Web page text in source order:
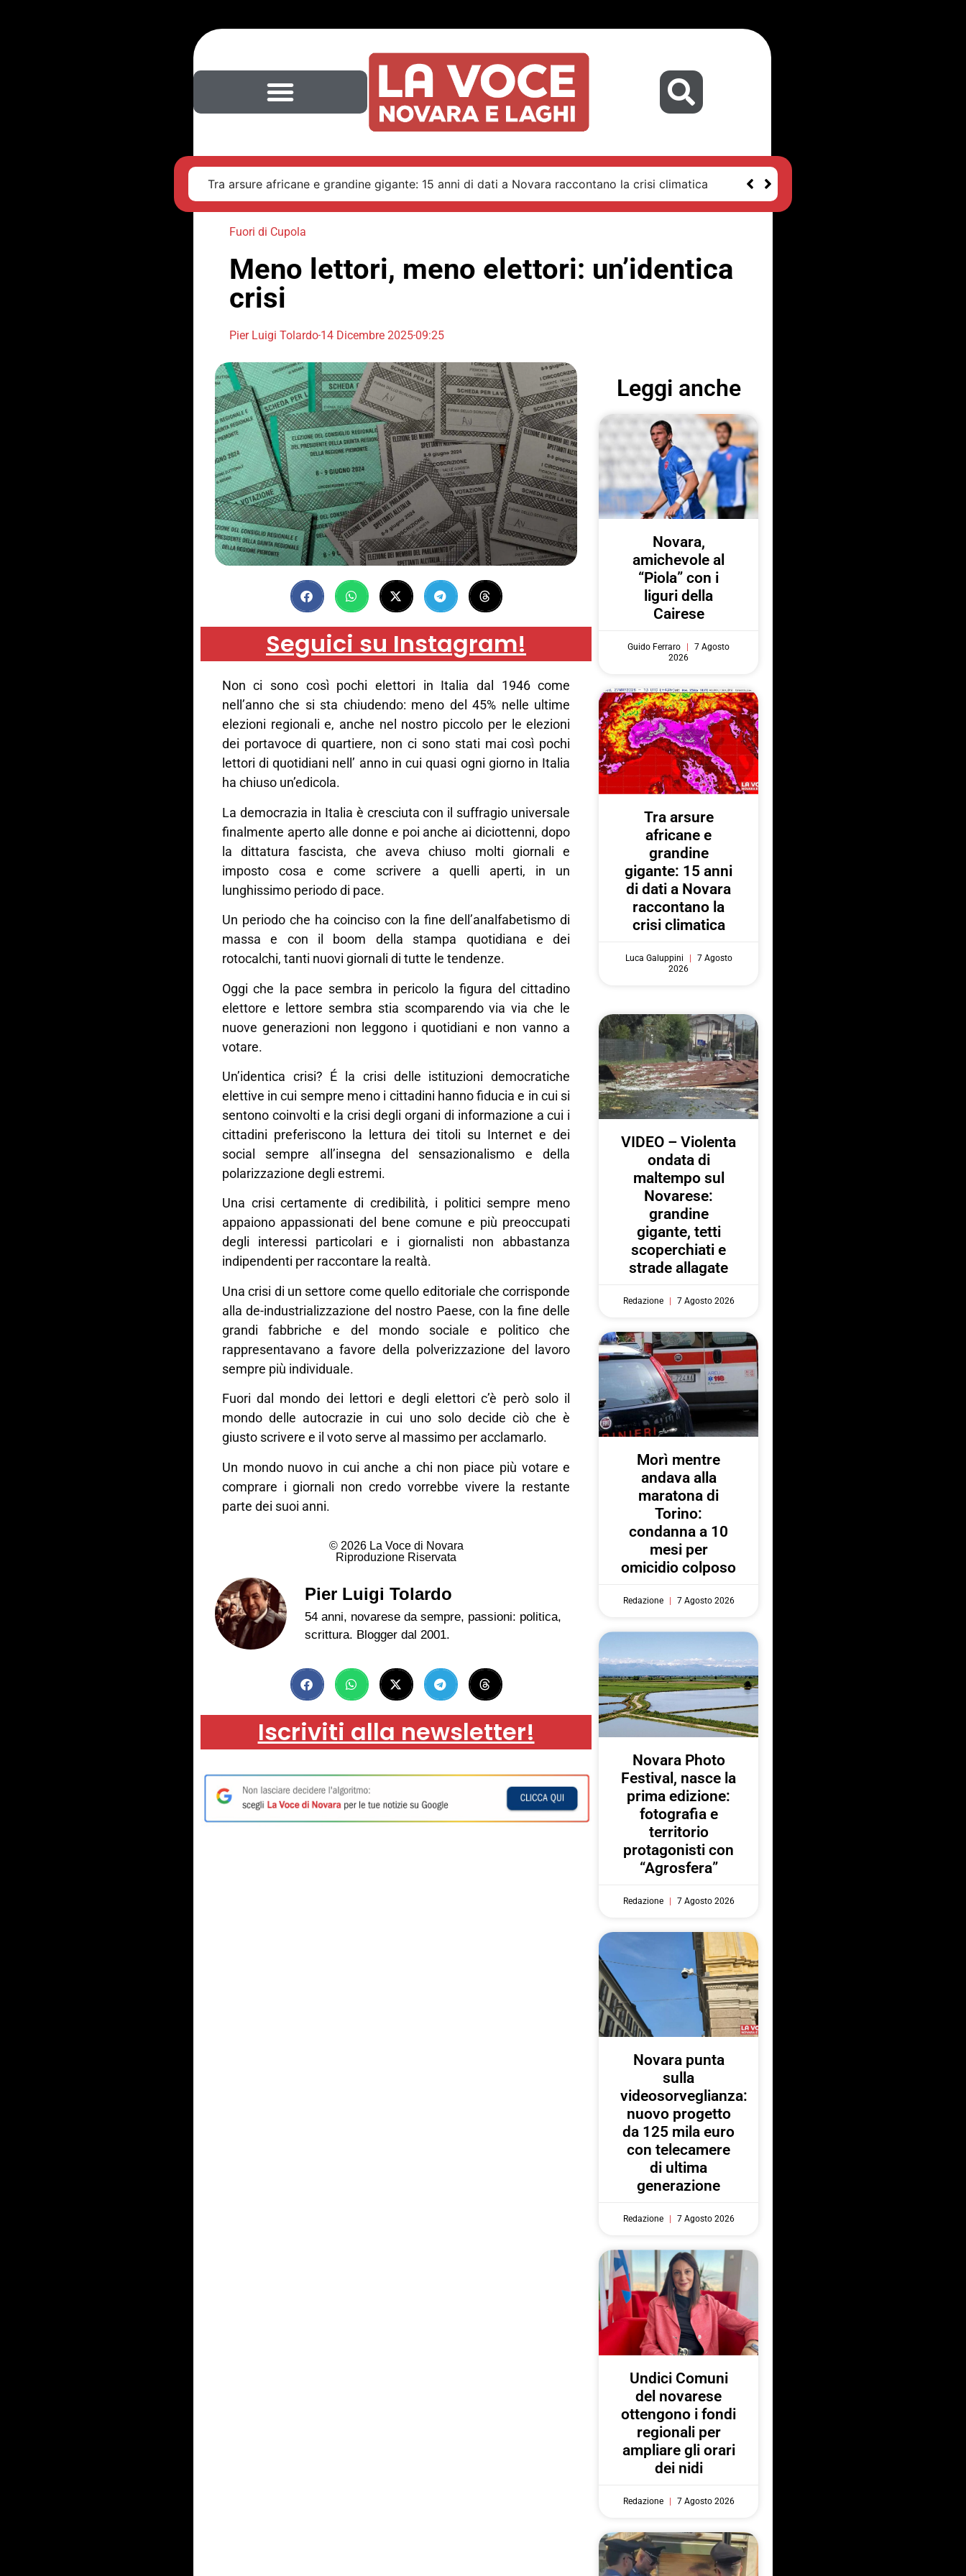
Tra arsure africane e grandine gigante: 15 anni di dati a Novara raccontano la crisi climatica
Fuori di Cupola
Meno lettori, meno elettori: un’identica
crisi
Pier Luigi Tolardo14 Dicembre 202509:25
Seguici su Instagram!
Non ci sono così pochi elettori in Italia dal 1946 come
nell’anno che si sta chiudendo: meno del 45% nelle ultime
elezioni regionali e, anche nel nostro piccolo per le elezioni
dei portavoce di quartiere, non ci sono stati mai così pochi
lettori di quotidiani nell’ anno in cui quasi ogni giorno in Italia
ha chiuso un’edicola.
La democrazia in Italia è cresciuta con il suffragio universale
finalmente aperto alle donne e poi anche ai diciottenni, dopo
la dittatura fascista, che aveva chiuso molti giornali e
imposto cosa e come scrivere a quelli aperti, in un
lunghissimo periodo di pace.
Un periodo che ha coinciso con la fine dell’analfabetismo di
massa e con il boom della stampa quotidiana e dei
rotocalchi, tanti nuovi giornali di tutte le tendenze.
Oggi che la pace sembra in pericolo la figura del cittadino
elettore e lettore sembra stia scomparendo via via che le
nuove generazioni non leggono i quotidiani e non vanno a
votare.
Un’identica crisi? É la crisi delle istituzioni democratiche
elettive in cui sempre meno i cittadini hanno fiducia e in cui si
sentono coinvolti e la crisi degli organi di informazione a cui i
cittadini preferiscono la lettura dei titoli su Internet e dei
social sempre all’insegna del sensazionalismo e della
polarizzazione degli estremi.
Una crisi certamente di credibilità, i politici sempre meno
appaiono appassionati del bene comune e più preoccupati
degli interessi particolari e i giornalisti non abbastanza
indipendenti per raccontare la realtà.
Una crisi di un settore come quello editoriale che corrisponde
alla de-industrializzazione del nostro Paese, con la fine delle
grandi fabbriche e del mondo sociale e politico che
rappresentavano a favore della polverizzazione del lavoro
sempre più individuale.
Fuori dal mondo dei lettori e degli elettori c’è però solo il
mondo delle autocrazie in cui uno solo decide ciò che è
giusto scrivere e il voto serve al massimo per acclamarlo.
Un mondo nuovo in cui anche a chi non piace più votare e
comprare i giornali non credo vorrebbe vivere la restante
parte dei suoi anni.
© 2026 La Voce di Novara
Riproduzione Riservata
Pier Luigi Tolardo
54 anni, novarese da sempre, passioni: politica,
scrittura. Blogger dal 2001.
Iscriviti alla newsletter!
Leggi anche
Novara,
amichevole al
“Piola” con i
liguri della
Cairese
Guido Ferraro
7 Agosto
2026
Tra arsure
africane e
grandine
gigante: 15 anni
di dati a Novara
raccontano la
crisi climatica
Luca Galuppini
7 Agosto
2026
VIDEO – Violenta
ondata di
maltempo sul
Novarese:
grandine
gigante, tetti
scoperchiati e
strade allagate
Redazione 7 Agosto 2026
Morì mentre
andava alla
maratona di
Torino:
condanna a 10
mesi per
omicidio colposo
Redazione 7 Agosto 2026
Novara Photo
Festival, nasce la
prima edizione:
fotografia e
territorio
protagonisti con
“Agrosfera”
Redazione 7 Agosto 2026
Novara punta
sulla
videosorveglianza:
nuovo progetto
da 125 mila euro
con telecamere
di ultima
generazione
Redazione 7 Agosto 2026
Undici Comuni
del novarese
ottengono i fondi
regionali per
ampliare gli orari
dei nidi
Redazione 7 Agosto 2026